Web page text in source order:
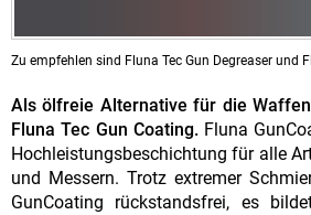
Zu empfehlen sind Fluna Tec Gun Degreaser und
Als ölfreie Alternative für die
Fluna Tec Gun Coating.Fluna
Hochleistungsbeschichtung für alle
und Messern. Trotz extremer
GunCoating rückstandsfrei, es